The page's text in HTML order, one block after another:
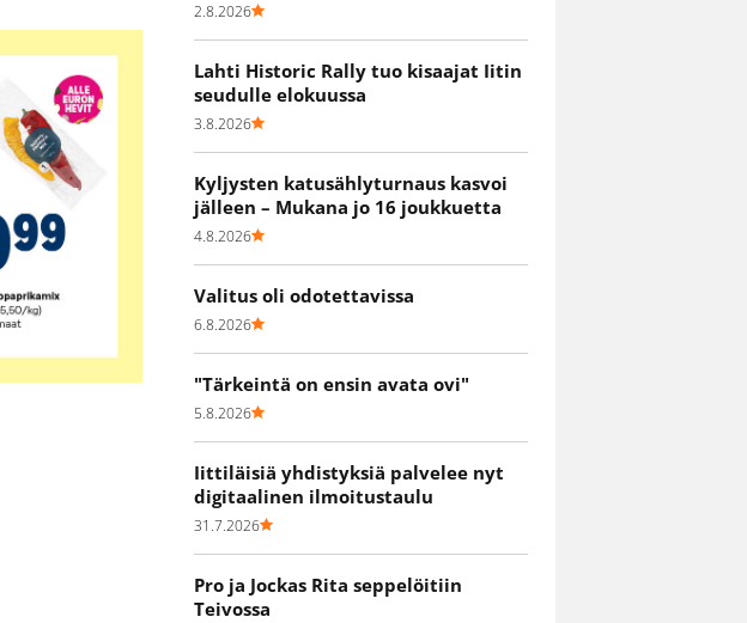
2.8.2026
Lahti Historic Rally tuo kisaajat Iitin
seudulle elokuussa
3.8.2026
Kyljysten katusählyturnaus kasvoi
jälleen – Mukana jo 16 joukkuetta
4.8.2026
Valitus oli odotettavissa
6.8.2026
"Tärkeintä on ensin avata ovi"
5.8.2026
Iittiläisiä yhdistyksiä palvelee nyt
digitaalinen ilmoitustaulu
31.7.2026
Pro ja Jockas Rita seppelöitiin
Teivossa